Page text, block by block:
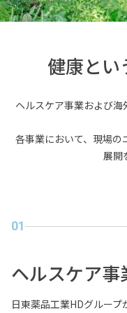
健康とい
ヘルスケア事業および海
各事業において、現場の
展開
01
ヘルスケア事
日東薬品工業HDグルー